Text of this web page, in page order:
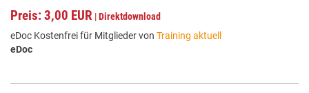
Preis: 3,00 EUR |Direktdownload
eDoc Kostenfrei für Mitglieder von Training aktuell
eDoc